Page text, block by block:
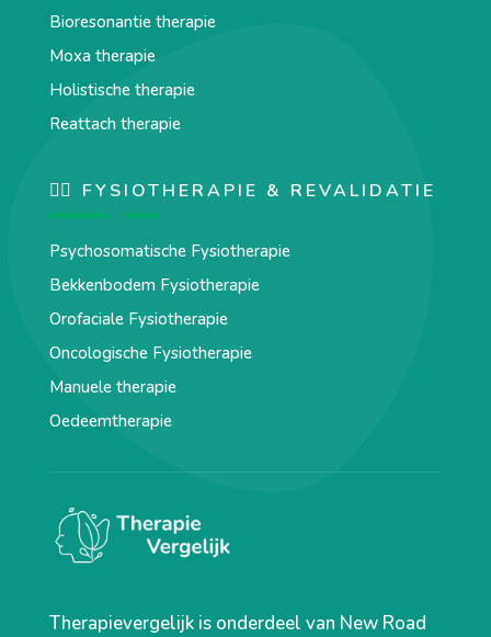
Bioresonantie therapie
Moxa therapie
Holistische therapie
Reattach therapie
🏋️‍♀️ FYSIOTHERAPIE & REVALIDATIE
Psychosomatische Fysiotherapie
Bekkenbodem Fysiotherapie
Orofaciale Fysiotherapie
Oncologische Fysiotherapie
Manuele therapie
Oedeemtherapie
Therapievergelijk is onderdeel van New Road